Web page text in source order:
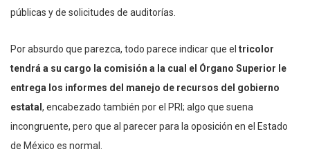
públicas y de solicitudes de auditorías.
Por absurdo que parezca, todo parece indicar que el tricolor
tendrá a su cargo la comisión a la cual el Órgano Superior le
entrega los informes del manejo de recursos del gobierno
estatal , encabezado también por el PRI; algo que suena
incongruente, pero que al parecer para la oposición en el Estado
de México es normal.